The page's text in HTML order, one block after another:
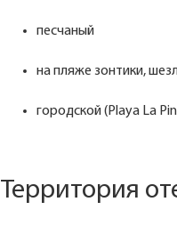
песчаный
на пляже зонтики,
городской (Playa La
Территория